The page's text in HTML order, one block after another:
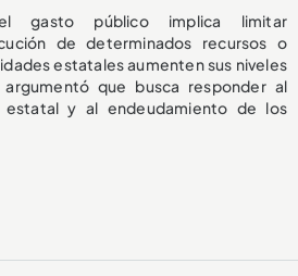
gasto público implica limitar
de determinados recursos o
estatales aumenten sus niveles
que busca responder al
y al endeudamiento de los